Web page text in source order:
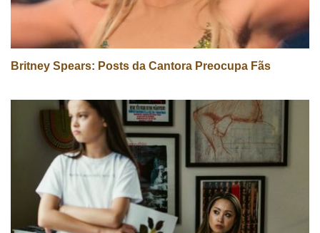
Britney Spears: Posts da Cantora Preocupa Fãs